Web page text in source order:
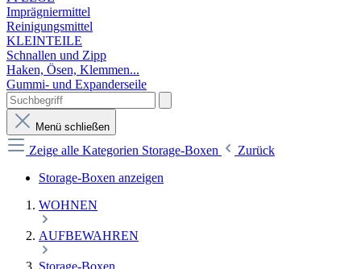
Imprägniermittel
Reinigungsmittel
KLEINTEILE
Schnallen und Zipp
Haken, Ösen, Klemmen...
Gummi- und Expanderseile
Menü schließen
Zeige alle Kategorien Storage-Boxen
Zurück
Storage-Boxen anzeigen
WOHNEN
AUFBEWAHREN
Storage-Boxen